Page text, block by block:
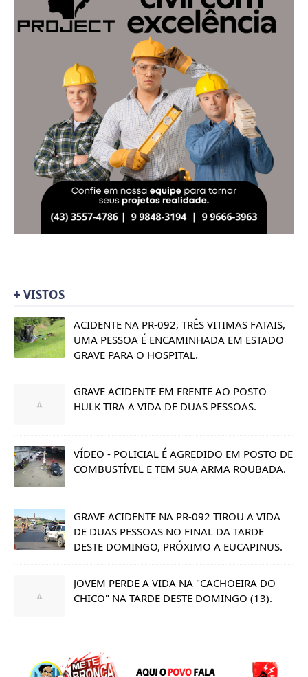
+ VISTOS
ACIDENTE NA PR-092, TRÊS VITIMAS FATAIS,
UMA PESSOA É ENCAMINHADA EM ESTADO
GRAVE PARA O HOSPITAL.
GRAVE ACIDENTE EM FRENTE AO POSTO
HULK TIRA A VIDA DE DUAS PESSOAS.
VÍDEO - POLICIAL É AGREDIDO EM POSTO DE
COMBUSTÍVEL E TEM SUA ARMA ROUBADA.
GRAVE ACIDENTE NA PR-092 TIROU A VIDA
DE DUAS PESSOAS NO FINAL DA TARDE
DESTE DOMINGO, PRÓXIMO A EUCAPINUS.
JOVEM PERDE A VIDA NA "CACHOEIRA DO
CHICO" NA TARDE DESTE DOMINGO (13).